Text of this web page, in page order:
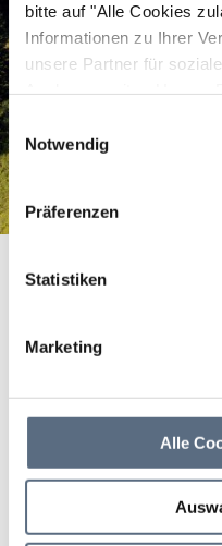
bitte auf "Alle Cookies
Informationen zu Ihrer
unsere Partner für
zusammen, die Sie
sie im Rahmen Ihrer
Einwilligungsauswahl
Notwendig
Präferenzen
Statistiken
Marketing
Alle
Kontakt
Isartaler Haarstudio